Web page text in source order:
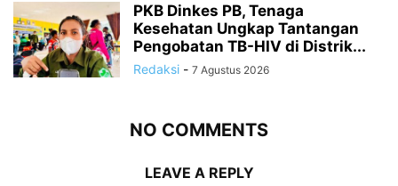
PKB Dinkes PB, Tenaga
Kesehatan Ungkap Tantangan
Pengobatan TB-HIV di Distrik...
Redaksi - 7 Agustus 2026
NO COMMENTS
LEAVE A REPLY